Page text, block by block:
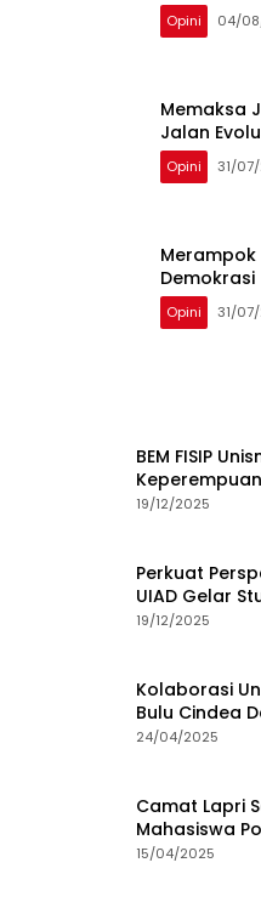
Opini 04/
Memaksa
Jalan
Opini 31/
Demokrasi
Opini 31/
BEM FISIP
dan Budaya
19/12/2025
Perkuat
UIAD Gelar
19/12/2025
Kolaborasi
Bulu Cindea
24/04/2025
Camat Lapri
Mahasiswa
15/04/2025